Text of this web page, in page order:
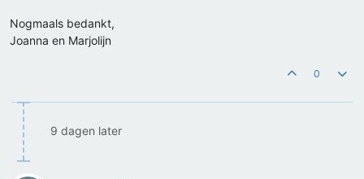
Nogmaals bedankt,
Joanna en Marjolijn
0
9 dagen later